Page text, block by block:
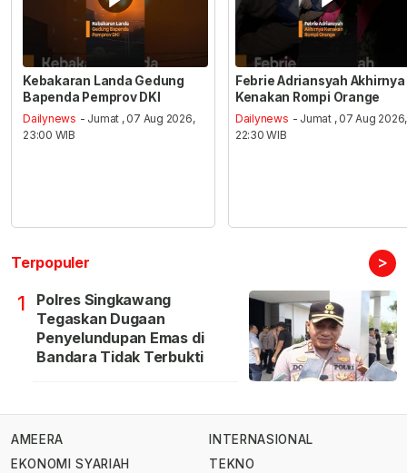
Kebakaran Landa Gedung
Bapenda Pemprov DKI
Dailynews - Jumat , 07 Aug 2026,
23:00 WIB
Febrie Adriansyah Akhirnya
Kenakan Rompi Orange
Dailynews - Jumat , 07 Aug 2026,
22:30 WIB
Terpopuler >
1
Polres Singkawang
Tegaskan Dugaan
Penyelundupan Emas di
Bandara Tidak Terbukti
AMEERA
EKONOMI SYARIAH
INTERNASIONAL
TEKNO